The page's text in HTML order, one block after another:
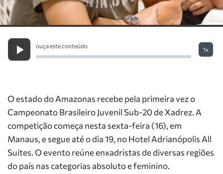
ouça este conteúdo
1x
O estado do Amazonas recebe pela primeira vez o
Campeonato Brasileiro Juvenil Sub-20 de Xadrez. A
competição começa nesta sexta-feira (16), em
Manaus, e segue até o dia 19, no Hotel Adrianópolis All
Suites. O evento reúne enxadristas de diversas regiões
do país nas categorias absoluto e feminino.